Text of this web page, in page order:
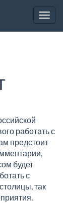
работать с
предстоит
будет
с
так